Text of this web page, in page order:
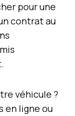
pour une
contrat au
véhicule ?
en ligne ou